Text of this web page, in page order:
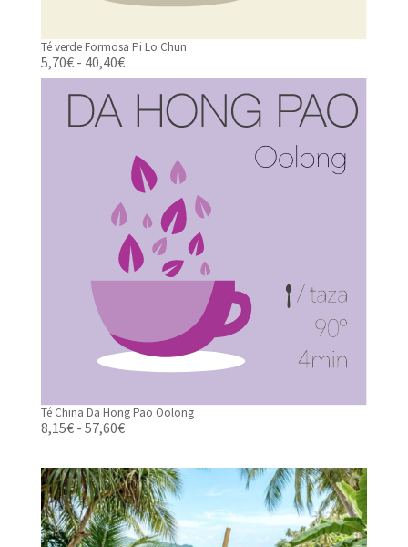
Té verde Formosa Pi Lo Chun
5,70€ - 40,40€Rango
de
precios:
desde
5,70€
40,40€
Té China Da Hong Pao Oolong
8,15€ - 57,60€Rango
desde
8,15€
hasta
57,60€